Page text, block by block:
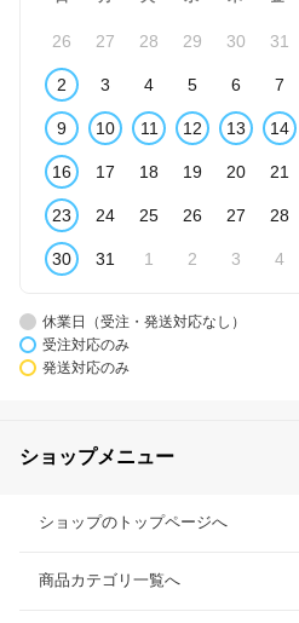
26 27 28 29 30 31
2 3 4 5 6 7
9 10 11 12 13 14
16 17 18 19 20 21
23 24 25 26 27 28
30 31 1 2 3 4
休業日（受注・発送対応なし）
受注対応のみ
発送対応のみ
ショップメニュー
ショップのトップページへ
商品カテゴリ一覧へ